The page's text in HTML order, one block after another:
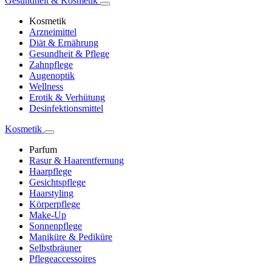
Kosmetik
Arzneimittel
Diät & Ernährung
Gesundheit & Pflege
Zahnpflege
Augenoptik
Wellness
Erotik & Verhütung
Desinfektionsmittel
Kosmetik
Parfum
Rasur & Haarentfernung
Haarpflege
Gesichtspflege
Haarstyling
Körperpflege
Make-Up
Sonnenpflege
Maniküre & Pediküre
Selbstbräuner
Pflegeaccessoires